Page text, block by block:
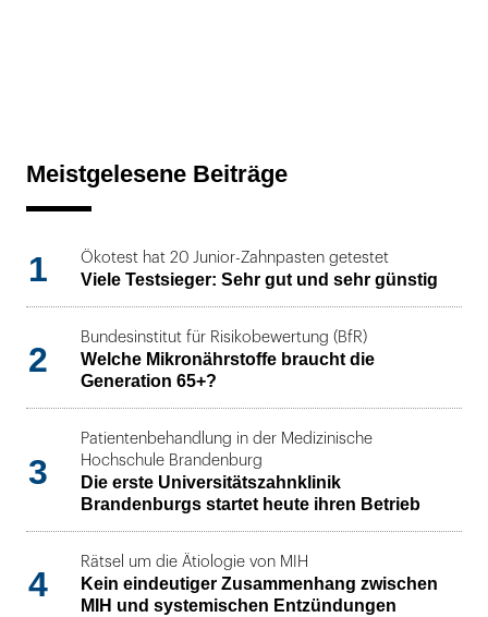
Meistgelesene Beiträge
1 Ökotest hat 20 Junior-Zahnpasten getestet
Viele Testsieger: Sehr gut und sehr günstig
2
Bundesinstitut für Risikobewertung (BfR)
Welche Mikronährstoffe braucht die
Generation 65+?
3
Patientenbehandlung in der Medizinische
Hochschule Brandenburg
Die erste Universitätszahnklinik
Brandenburgs startet heute ihren Betrieb
4
Rätsel um die Ätiologie von MIH
Kein eindeutiger Zusammenhang zwischen
MIH und systemischen Entzündungen